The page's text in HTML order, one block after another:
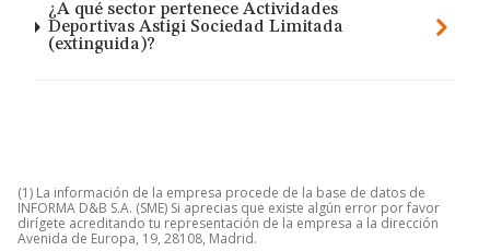
¿A qué sector pertenece Actividades
Deportivas Astigi Sociedad Limitada
(extinguida)?
(1) La información de la empresa procede de la base de datos de
INFORMA D&B S.A. (SME) Si aprecias que existe algún error por favor
dirígete acreditando tu representación de la empresa a la dirección
Avenida de Europa, 19, 28108, Madrid.